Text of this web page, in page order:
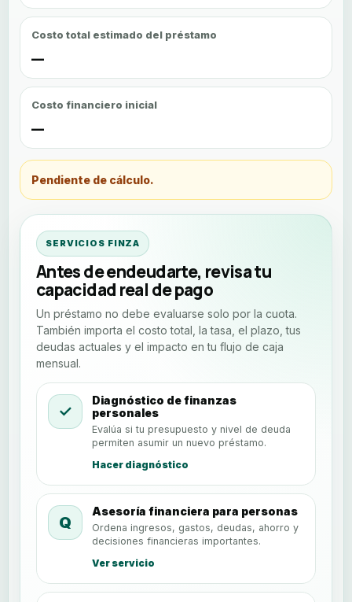
Costo total estimado del préstamo
—
Costo financiero inicial
—
Pendiente de cálculo.
SERVICIOS FINZA
Antes de endeudarte, revisa tu
capacidad real de pago
Un préstamo no debe evaluarse solo por la cuota.
También importa el costo total, la tasa, el plazo, tus
deudas actuales y el impacto en tu flujo de caja
mensual.
✓
Diagnóstico de finanzas
personales
Evalúa si tu presupuesto y nivel de deuda
permiten asumir un nuevo préstamo.
Hacer diagnóstico
Q
Asesoría financiera para personas
Ordena ingresos, gastos, deudas, ahorro y
decisiones financieras importantes.
Ver servicio